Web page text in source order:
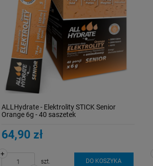
ALLHydrate - Elektrolity STICK Senior
Orange 6g - 40 saszetek
64,90 zł
+
szt. DO KOSZYKA